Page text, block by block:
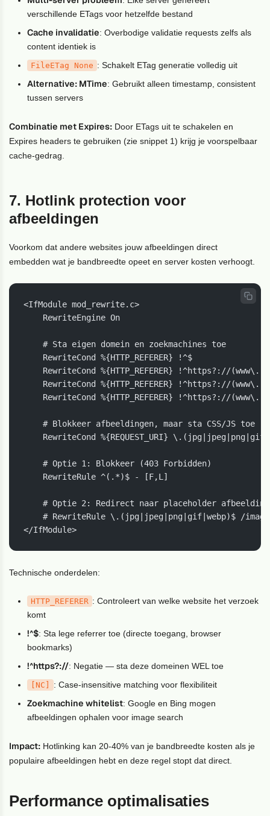
verschillende ETags voor hetzelfde bestand
Cache invalidatie: Overbodige validatie requests zelfs als
content identiek is
FileETag None : Schakelt ETag generatie volledig uit
Alternative: MTime: Gebruikt alleen timestamp, consistent
tussen servers
Combinatie met Expires: Door ETags uit te schakelen en
Expires headers te gebruiken (zie snippet 1) krijg je voorspelbaar
cache-gedrag.
7. Hotlink protection voor
afbeeldingen
Voorkom dat andere websites jouw afbeeldingen direct
embedden wat je bandbreedte opeet en server kosten verhoogt.
<IfModule mod_rewrite.c>
    RewriteEngine On
    # Sta eigen domein en zoekmachines toe
    RewriteCond %{HTTP_REFERER} !^$
RewriteCond %{HTTP_REFERER} !^https?://
RewriteCond %{HTTP_REFERER} !^https?://
RewriteCond %{HTTP_REFERER} !^https?://
    # Blokkeer afbeeldingen, maar sta CSS/JS toe
RewriteCond %{REQUEST_URI}
    # Optie 1: Blokkeer (403 Forbidden)
    RewriteRule ^(.*)$ - [F,L]
# Optie 2: Redirect naar placeholder
# RewriteRule \.(jpg|jpeg|png|gif|webp)$ /
</IfModule>
Technische onderdelen:
HTTP_REFERER : Controleert van welke website het verzoek
komt
!^$: Sta lege referrer toe (directe toegang, browser
bookmarks)
!^https?://: Negatie — sta deze domeinen WEL toe
[NC] : Case-insensitive matching voor flexibiliteit
Zoekmachine whitelist: Google en Bing mogen
afbeeldingen ophalen voor image search
Impact: Hotlinking kan 20-40% van je bandbreedte kosten als je
populaire afbeeldingen hebt en deze regel stopt dat direct.
Performance optimalisaties